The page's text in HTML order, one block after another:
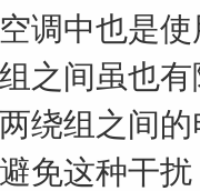
调中也是
之间虽也
绕组之间
免这种干